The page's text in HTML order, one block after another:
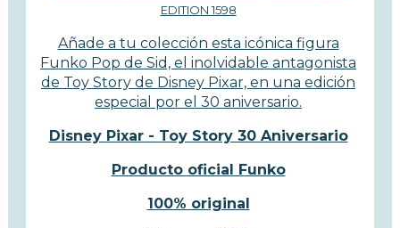
EDITION 1598
Añade a tu colección esta icónica figura
Funko Pop de Sid, el inolvidable antagonista
de Toy Story de Disney Pixar, en una edición
especial por el 30 aniversario.
Disney Pixar - Toy Story 30 Aniversario
Producto oficial Funko
100% original